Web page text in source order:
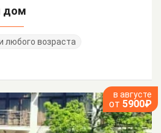
дом
любого возраста
в августе
от 5900₽